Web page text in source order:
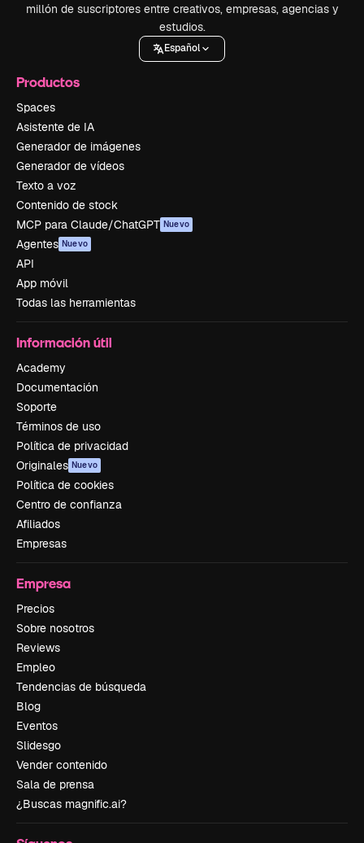
millón de suscriptores entre creativos, empresas, agencias y
estudios.
Español
Productos
Spaces
Asistente de IA
Generador de imágenes
Generador de vídeos
Texto a voz
Contenido de stock
MCP para Claude/ChatGPT Nuevo
Agentes Nuevo
API
App móvil
Todas las herramientas
Información útil
Academy
Documentación
Soporte
Términos de uso
Política de privacidad
Originales Nuevo
Política de cookies
Centro de confianza
Afiliados
Empresas
Empresa
Precios
Sobre nosotros
Reviews
Empleo
Tendencias de búsqueda
Blog
Eventos
Slidesgo
Vender contenido
Sala de prensa
¿Buscas magnific.ai?